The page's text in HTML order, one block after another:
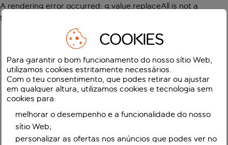
A rendering error occurred: g.value.replaceAll is not a
function
COOKIES
Para garantir o bom funcionamento do nosso sítio Web,
utilizamos cookies estritamente necessários.
Com o teu consentimento, que podes retirar ou ajustar
em qualquer altura, utilizamos cookies e tecnologia sem
cookies para:
melhorar o desempenho e a funcionalidade do nosso
sítio Web;
personalizar as ofertas nos anúncios que podes ver no